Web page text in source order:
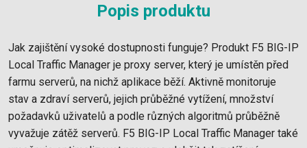
Popis produktu
Jak zajištění vysoké dostupnosti funguje? Produkt F5 BIG-IP
Local Traffic Manager je proxy server, který je umístěn před
farmu serverů, na nichž aplikace běží. Aktivně monitoruje
stav a zdraví serverů, jejich průběžné vytížení, množství
požadavků uživatelů a podle různých algoritmů průběžně
vyvažuje zátěž serverů. F5 BIG-IP Local Traffic Manager také